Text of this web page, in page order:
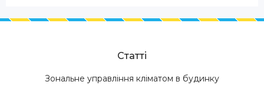
Статті
Зональне управління кліматом в будинку